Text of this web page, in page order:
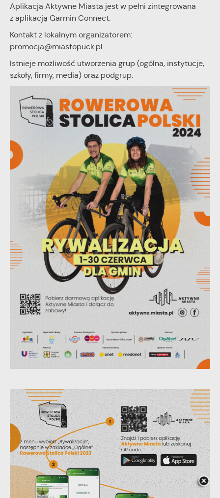
Aplikacja Aktywne Miasta jest w pełni zintegrowana
z aplikacją Garmin Connect.
Kontakt z lokalnym organizatorem:
promocja@miastopuck.pl
Istnieje możliwość utworzenia grup (ogólna, instytucje,
szkoły, firmy, media) oraz podgrup.